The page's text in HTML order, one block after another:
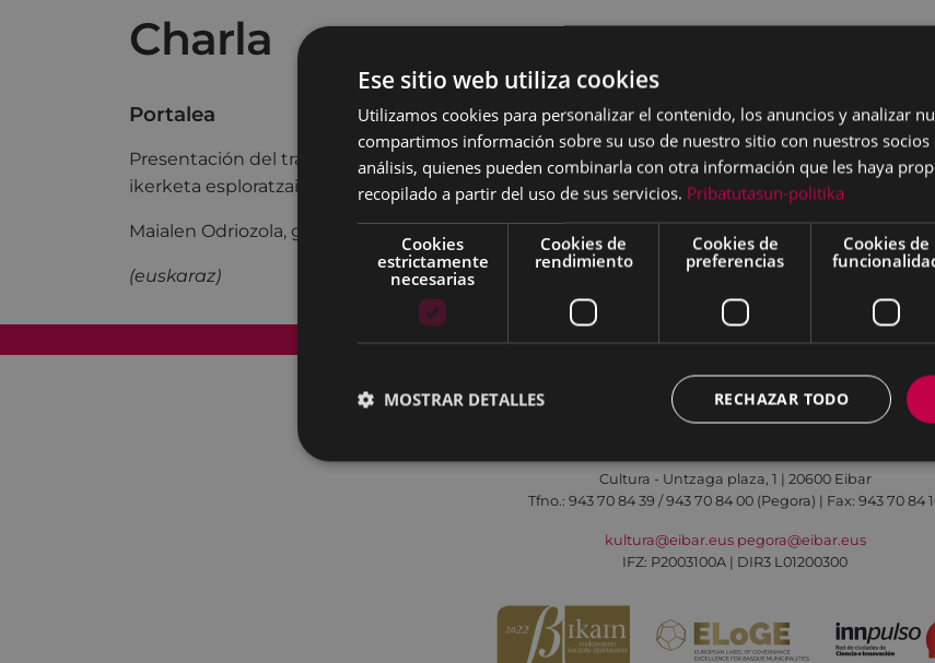
Charla
Portalea
Presentación del trabajo de investigación "Pantaila bete ahots,
ikerketa esploratzaile bat Eibar.org-en bueltan".
Maialen Odriozola, ganadora de la beca Juan San Martin 2013.
(euskaraz)
Mapa del Sitio Aviso legal Política de cookies
Cultura - Untzaga plaza, 1 | 20600 Eibar
Tfno.: 943 70 84 39 / 943 70 84 00 (Pegora) | Fax: 943 70 84
kultura@eibar.eus pegora@eibar.eus
IFZ: P2003100A | DIR3 L01200300
Ese sitio web utiliza cookies
Utilizamos cookies para personalizar el contenido, los anuncios y analizar
compartimos información sobre su uso de nuestro sitio con nuestros
análisis, quienes pueden combinarla con otra información que les haya
recopilado a partir del uso de sus servicios. Pribatutasun-politika
Cookies
estrictamente
necesarias
Cookies de
rendimiento
Cookies de
preferencias
Cookies de
RECHAZAR TODO
MOSTRAR DETALLES